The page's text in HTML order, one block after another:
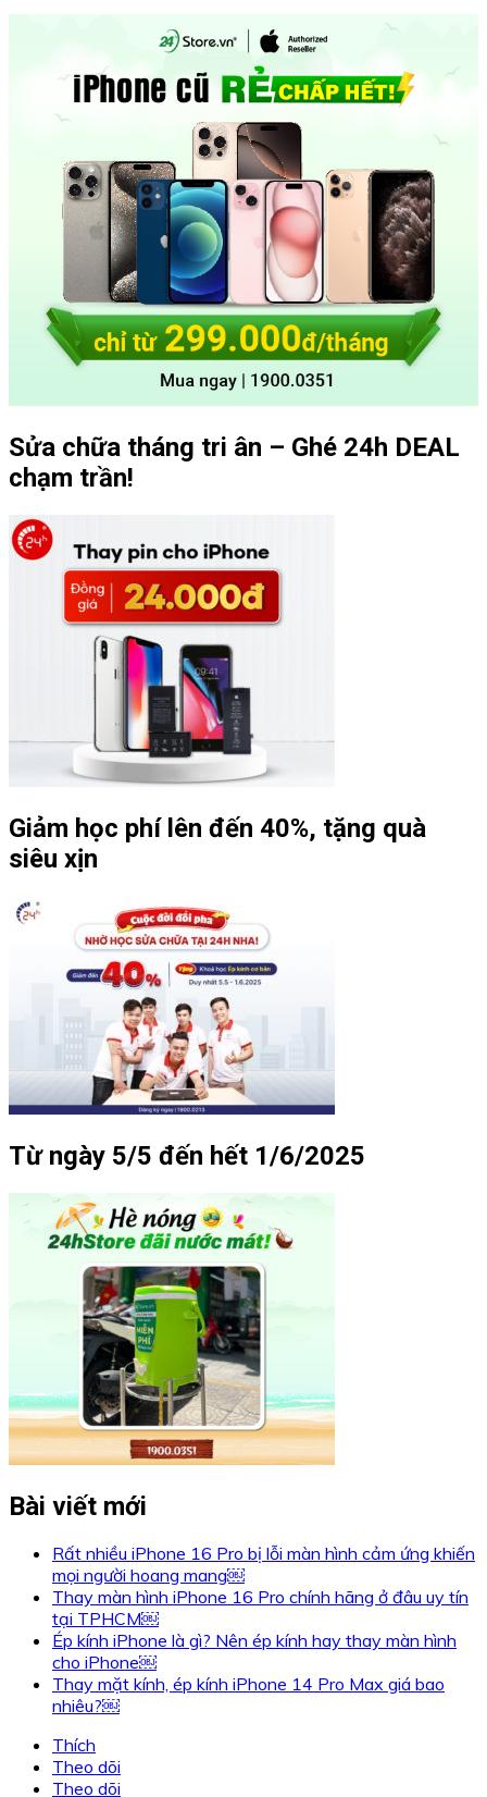
Sửa chữa tháng tri ân – Ghé 24h DEAL
chạm trần!
Giảm học phí lên đến 40%, tặng quà
siêu xịn
Từ ngày 5/5 đến hết 1/6/2025
Bài viết mới
Rất nhiều iPhone 16 Pro bị lỗi màn hình cảm ứng khiến
mọi người hoang mang￼
Thay màn hình iPhone 16 Pro chính hãng ở đâu uy tín
tại TPHCM￼
Ép kính iPhone là gì? Nên ép kính hay thay màn hình
cho iPhone￼
Thay mặt kính, ép kính iPhone 14 Pro Max giá bao
nhiêu?￼
Thích
Theo dõi
Theo dõi